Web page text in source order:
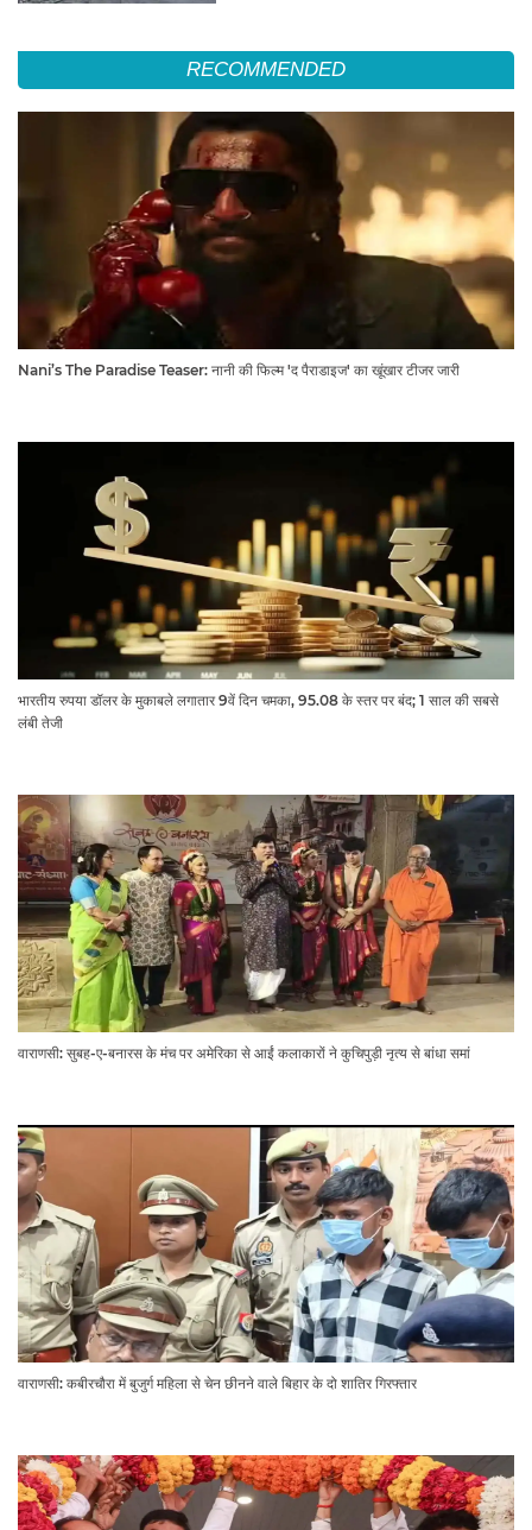
RECOMMENDED
Nani’s The Paradise Teaser: नानी की फिल्म 'द पैराडाइज' का खूंखार टीजर जारी
भारतीय रुपया डॉलर के मुकाबले लगातार 9वें दिन चमका, 95.08 के स्तर पर बंद; 1 साल की सबसे
लंबी तेजी
वाराणसी: सुबह-ए-बनारस के मंच पर अमेरिका से आईं कलाकारों ने कुचिपुड़ी नृत्य से बांधा समां
वाराणसी: कबीरचौरा में बुजुर्ग महिला से चेन छीनने वाले बिहार के दो शातिर गिरफ्तार